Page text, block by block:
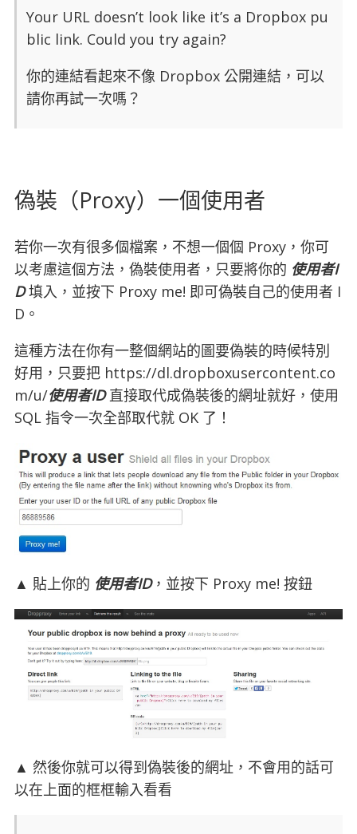
Your URL doesn’t look like it’s a Dropbox pu
blic link. Could you try again?
你的連結看起來不像 Dropbox 公開連結，可以
請你再試一次嗎？
偽裝（Proxy）一個使用者
若你一次有很多個檔案，不想一個個 Proxy，你可
以考慮這個方法，偽裝使用者，只要將你的 使用者I
D填入，並按下 Proxy me! 即可偽裝自己的使用者 I
D。
這種方法在你有一整個網站的圖要偽裝的時候特別
好用，只要把 https://dl.dropboxusercontent.co
m/u/使用者ID直接取代成偽裝後的網址就好，使用
SQL 指令一次全部取代就 OK 了！
▲ 貼上你的 使用者ID，並按下 Proxy me! 按鈕
▲ 然後你就可以得到偽裝後的網址，不會用的話可
以在上面的框框輸入看看